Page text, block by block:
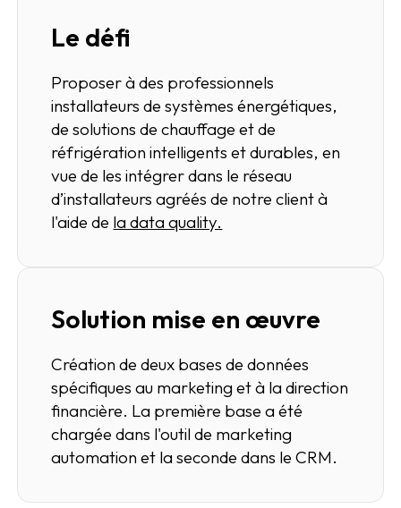
Le défi
Proposer à des professionnels
installateurs de systèmes énergétiques,
de solutions de chauffage et de
réfrigération intelligents et durables, en
vue de les intégrer dans le réseau
d’installateurs agréés de notre client à
l'aide de la data quality.
Solution mise en œuvre
Création de deux bases de données
spécifiques au marketing et à la direction
financière. La première base a été
chargée dans l'outil de marketing
automation et la seconde dans le CRM.